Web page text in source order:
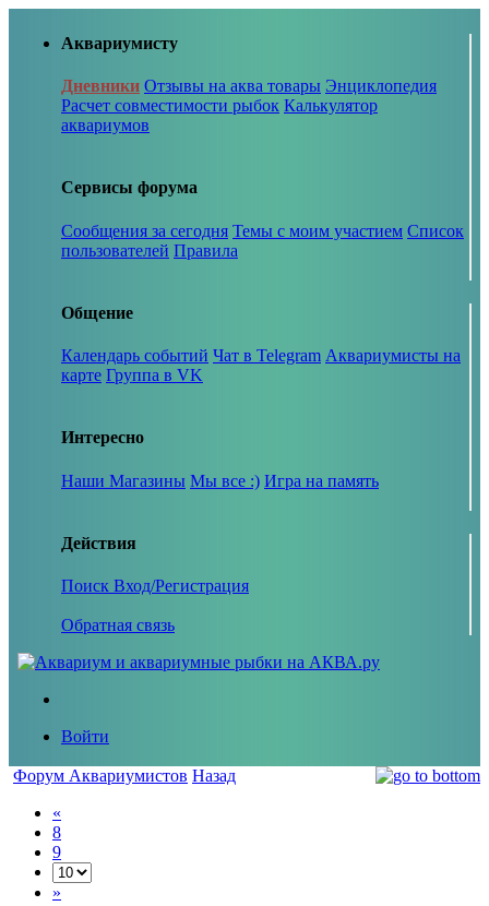
Аквариумисту
Дневники Отзывы на аква товары Энциклопедия
Расчет совместимости рыбок Калькулятор
аквариумов
Сервисы форума
Сообщения за сегодня Темы с моим участием Список
пользователей Правила
Общение
Календарь событий Чат в Telegram Аквариумисты на
карте Группа в VK
Интересно
Наши Магазины Мы все :) Игра на память
Действия
Поиск Вход/Регистрация
Обратная связь
Войти
Форум Аквариумистов Назад
«
8
9
»